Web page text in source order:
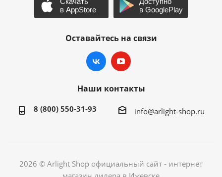
Оставайтесь на связи
Наши контакты
8 (800) 550-31-93 info@arlight-shop.ru
2026 © Arlight Shop официальный сайт - интернет